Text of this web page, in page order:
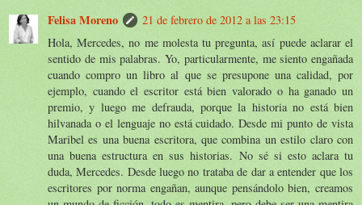
Felisa Moreno
21 de febrero de 2012 a las 23:15
Hola, Mercedes, no me molesta tu pregunta, así puede aclarar el
sentido de mis palabras. Yo, particularmente, me siento engañada
cuando compro un libro al que se presupone una calidad, por
ejemplo, cuando el escritor está bien valorado o ha ganado un
premio, y luego me defrauda, porque la historia no está bien
hilvanada o el lenguaje no está cuidado. Desde mi punto de vista
Maribel es una buena escritora, que combina un estilo claro con
una buena estructura en sus historias. No sé si esto aclara tu
duda, Mercedes. Desde luego no trataba de dar a entender que los
escritores por norma engañan, aunque pensándolo bien, creamos